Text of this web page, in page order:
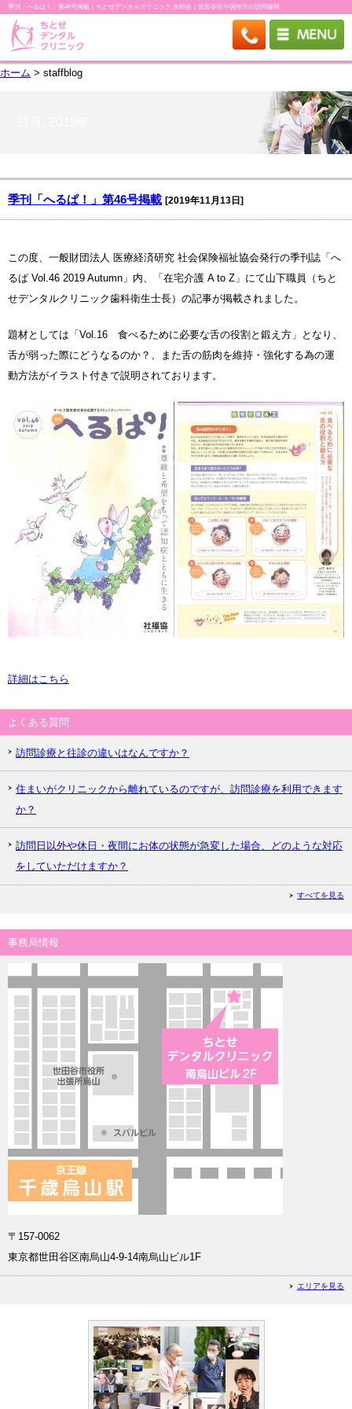
季刊「へるぱ！」第46号掲載｜ちとせデンタルクリニック 永研会｜世田谷区や調布市の訪問歯科
ホーム > staffblog
季刊「へるぱ！」第46号掲載 [2019年11月13日]
この度、一般財団法人 医療経済研究 社会保険福祉協会発行の季刊誌「へ
るぱ Vol.46 2019 Autumn」内、「在宅介護 A to Z」にて山下職員（ちと
せデンタルクリニック歯科衛生士長）の記事が掲載されました。
題材としては「Vol.16 食べるために必要な舌の役割と鍛え方」となり、
舌が弱った際にどうなるのか？、また舌の筋肉を維持・強化する為の運
動方法がイラスト付きで説明されております。
詳細はこちら
よくある質問
訪問診療と往診の違いはなんですか？
住まいがクリニックから離れているのですが、訪問診療を利用できます
か？
訪問日以外や休日・夜間にお体の状態が急変した場合、どのような対応
をしていただけますか？
すべてを見る
事務局情報
〒157-0062
東京都世田谷区南烏山4-9-14南烏山ビル1F
エリアを見る